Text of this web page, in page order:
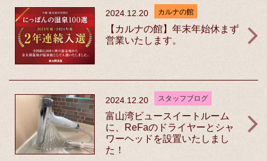
2024.12.20 カルナの館
【カルナの館】年末年始休まず
営業いたします。
2024.12.20 スタッフブログ
富山湾ビュースイートルーム
に、ReFaのドライヤーとシャ
ワーヘッドを設置いたしまし
た！